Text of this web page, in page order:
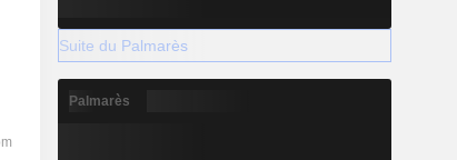
Suite du Palmarès
Palmarès